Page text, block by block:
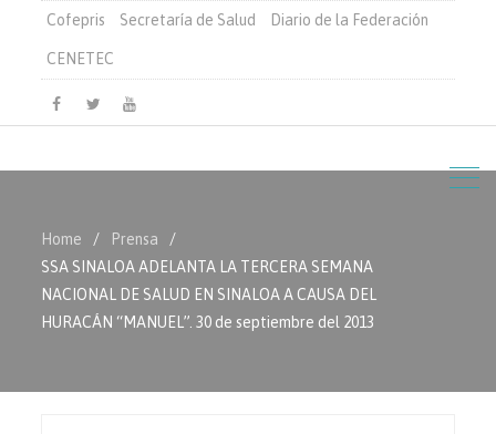
Cofepris Secretaría de Salud Diario de la Federación
CENETEC
Facebook
TwitterYoutube
Home
Prensa
SSA SINALOA ADELANTA LA TERCERA SEMANA
NACIONAL DE SALUD EN SINALOA A CAUSA DEL
HURACÁN “MANUEL”. 30 de septiembre del 2013